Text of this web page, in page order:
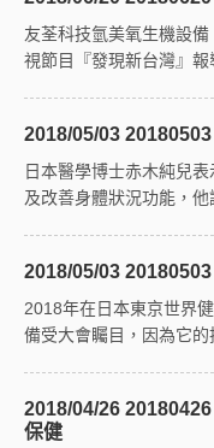
友荃科技氫美氧生機設
視節目『發現新台灣』報
2018/05/03
日本醫學博士赤木純兒
及改善身體狀況功能，他
2018/05/03
2018年在日本東京世界
備受大會矚目，因為它的
2018/04/26
保健